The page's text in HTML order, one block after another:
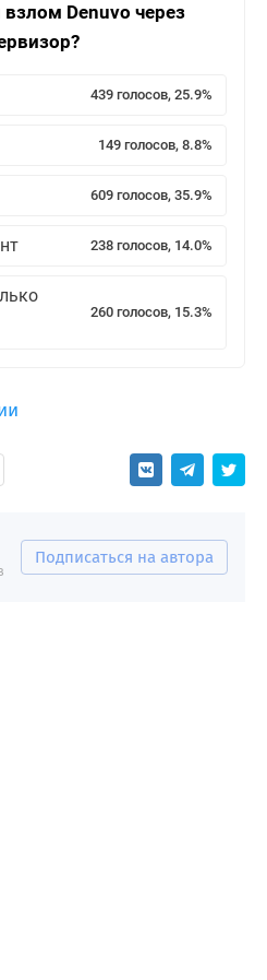
Denuvo через
439 голосов, 25.9%
149 голосов, 8.8%
609 голосов, 35.9%
238 голосов, 14.0%
260 голосов, 15.3%
Подписаться на автора